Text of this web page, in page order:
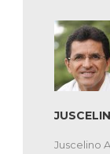
Juscelino